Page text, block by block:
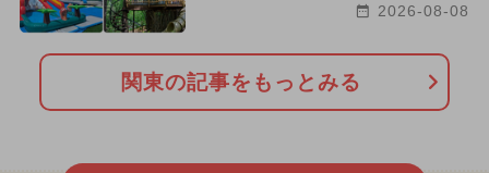
2026-08-08
関東の記事をもっとみる